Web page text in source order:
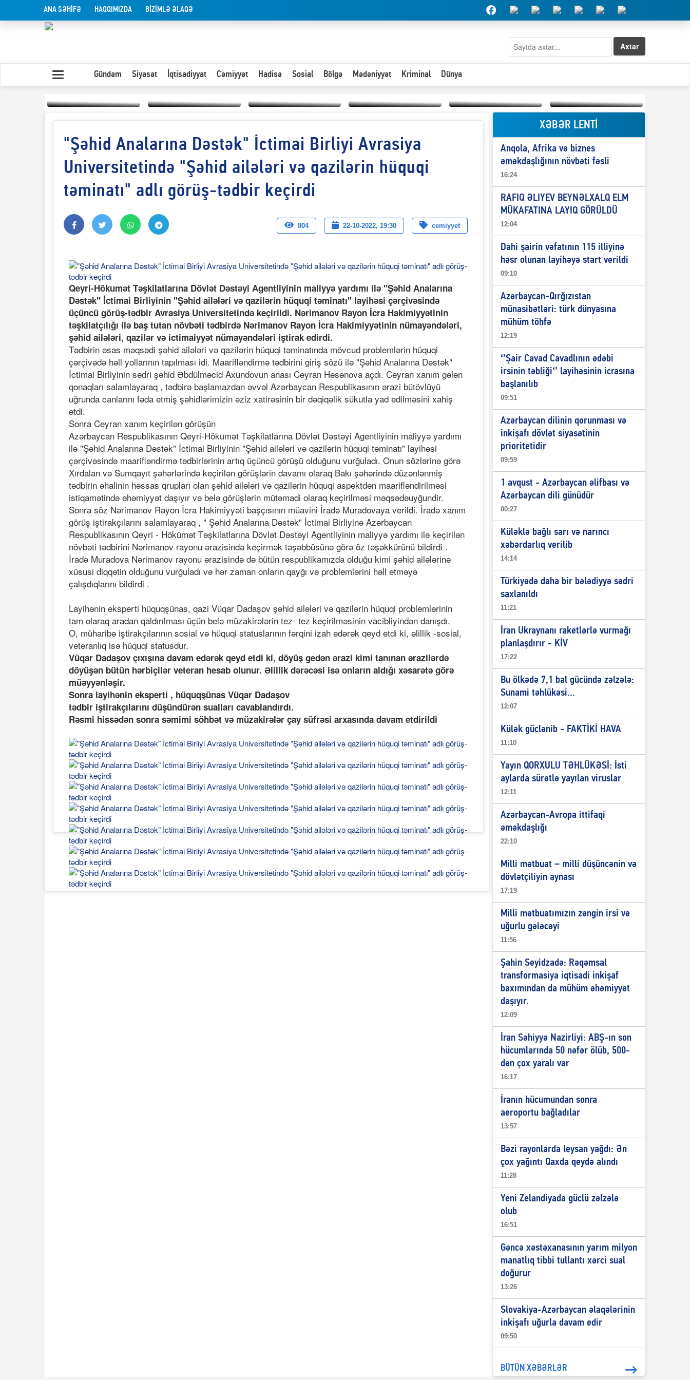
ANA SƏHİFƏ HAQQIMIZDA BİZİMLƏ ƏLAQƏ
Axtar
Gündəm Siyasət İqtisadiyyat Cəmiyyət Hadisə Sosial Bölgə Mədəniyyət Kriminal Dünya
Yaxın Şərqdəki
müharibənin qısa
təhlili
Olduğu kimi görünən
insan
Paytaxta giriş vizası —
"Xoş gəldin, cibində
pul varsa.”
Hər an ən çətin savaşa
hazır olmalıyıq-
ZƏLİMXAN
MƏMMƏDLİ YAZIR
“Qeyri-səlis məntiq və
dil-nitq” elmimizə
Elşad Abdullayevin
erməniləri
maliyyələşdirən oğlu
niyə Azərbaycana
ekstradisiya olunmur?
"Şəhid Analarına Dəstək" İctimai Birliyi Avrasiya
Universitetində "Şəhid ailələri və qazilərin hüquqi
təminatı" adlı görüş-tədbir keçirdi
804 22-10-2022, 19:30 cemiyyet
Qeyri-Hökumət Təşkilatlarına Dövlət Dəstəyi Agentliyinin maliyyə yardımı ilə "Şəhid Analarına
Dəstək" İctimai Birliyinin "Şəhid ailələri və qazilərin hüquqi təminatı" layihəsi çərçivəsində
üçüncü görüş-tədbir Avrasiya Universitetində keçirildi. Nərimanov Rayon İcra Hakimiyyətinin
təşkilatçılığı ilə baş tutan növbəti tədbirdə Nərimanov Rayon İcra Hakimiyyətinin nümayəndələri,
şəhid ailələri, qazilər və ictimaiyyət nümayəndələri iştirak edirdi.
Tədbirin əsas məqsədi şəhid ailələri və qazilərin hüquqi təminatında mövcud problemlərin hüquqi
çərçivədə həll yollarının tapılması idi. Maarifləndirmə tədbirini giriş sözü ilə "Şəhid Analarına Dəstək"
İctimai Birliyinin sədri şəhid Əbdülməcid Axundovun anası Ceyran Həsənova açdı. Ceyran xanım gələn
qonaqları salamlayaraq , tədbirə başlamazdan əvvəl Azərbaycan Respublikasının ərazi bütövlüyü
uğrunda canlarını fəda etmiş şəhidlərimizin əziz xatirəsinin bir dəqiqəlik sükutla yad edilməsini xahiş
etdi.
Sonra Ceyran xanım keçirilən görüşün
Azərbaycan Respublikasının Qeyri-Hökumət Təşkilatlarına Dövlət Dəstəyi Agentliyinin maliyyə yardımı
ilə "Şəhid Analarına Dəstək" İctimai Birliyinin "Şəhid ailələri və qazilərin hüquqi təminatı" layihəsi
çərçivəsində maarifləndirmə tədbirlərinin artıq üçüncü görüşü olduğunu vurğuladı. Onun sözlərinə görə
Xırdalan və Sumqayıt şəhərlərində keçirilən görüşlərin davamı olaraq Bakı şəhərində düzənlənmiş
tədbirin əhalinin həssas qrupları olan şəhid ailələri və qazilərin hüquqi aspektdən maarifləndirilməsi
istiqamətində əhəmiyyət daşıyır və belə görüşlərin mütəmadi olaraq keçirilməsi məqsədəuyğundir.
Sonra söz Nərimanov Rayon İcra Hakimiyyəti başçısının müavini İradə Muradovaya verildi. İradə xanım
görüş iştirakçılarını salamlayaraq , " Şəhid Analarına Dəstək" İctimai Birliyinə Azərbaycan
Respublikasının Qeyri - Hökümət Təşkilatlarına Dövlət Dəstəyi Agentliyinin maliyyə yardımı ilə keçirilən
növbəti tədbirini Nərimanov rayonu ərazisində keçirmək təşəbbüsünə görə öz təşəkkürünü bildirdi .
İradə Muradova Nərimanov rayonu ərazisində də bütün respublikamızda olduğu kimi şəhid ailələrinə
xüsusi diqqətin olduğunu vurğuladı və hər zaman onların qayğı və problemlərini həll etməyə
çalışdıqlarını bildirdi .
Layihənin eksperti hüquqşünas, qazi Vüqar Dadaşov şəhid ailələri və qazilərin hüquqi problemlərinin
tam olaraq aradan qaldırılması üçün belə müzakirələrin tez- tez keçirilməsinin vacibliyindən danışdı.
O, müharibə iştirakçılarının sosial və hüquqi statuslarının fərqini izah edərək qeyd etdi ki, əlillik -sosial,
veteranlıq isə hüquqi statusdur.
Vüqar Dadaşov çıxışına davam edərək qeyd etdi ki, döyüş gedən ərazi kimi tanınan ərazilərdə
döyüşən bütün hərbiçilər veteran hesab olunur. Əlillik dərəcəsi isə onların aldığı xəsarətə görə
müəyyənləşir.
Sonra layihənin eksperti , hüquqşünas Vüqar Dadaşov
tədbir iştirakçılarını düşündürən sualları cavablandırdı.
Rəsmi hissədən sonra səmimi söhbət və müzakirələr çay süfrəsi arxasında davam etdirildi
XƏBƏR LENTİ
Anqola, Afrika və biznes
əməkdaşlığının növbəti fəsli
16:24
RAFIQ ƏLIYEV BEYNƏLXALQ ELM
MÜKAFATINA LAYIQ GÖRÜLDÜ
12:04
Dahi şairin vəfatının 115 illiyinə
həsr olunan layihəyə start verildi
09:10
Azərbaycan-Qırğızıstan
münasibətləri: türk dünyasına
mühüm töhfə
12:19
‘’Şair Cavad Cavadlının ədəbi
irsinin təbliği‘’ layihəsinin icrasına
başlanılıb
09:51
Azərbaycan dilinin qorunması və
inkişafı dövlət siyasətinin
prioritetidir
09:59
1 avqust - Azərbaycan əlifbası və
Azərbaycan dili günüdür
00:27
Küləklə bağlı sarı və narıncı
xəbərdarlıq verilib
14:14
Türkiyədə daha bir bələdiyyə sədri
saxlanıldı
11:21
İran Ukraynanı raketlərlə vurmağı
planlaşdırır - KİV
17:22
Bu ölkədə 7,1 bal gücündə zəlzələ:
Sunami təhlükəsi...
12:07
Külək güclənib - FAKTİKİ HAVA
11:10
Yayın QORXULU TƏHLÜKƏSİ: İsti
aylarda sürətlə yayılan viruslar
12:11
Azərbaycan-Avropa ittifaqi
əməkdaşlığı
22:10
Milli mətbuat – milli düşüncənin və
dövlətçiliyin aynası
17:19
Milli mətbuatımızın zəngin irsi və
uğurlu gələcəyi
11:56
Şahin Seyidzadə: Rəqəmsal
transformasiya iqtisadi inkişaf
baxımından da mühüm əhəmiyyət
daşıyır.
12:09
İran Səhiyyə Nazirliyi: ABŞ-ın son
hücumlarında 50 nəfər ölüb, 500-
dən çox yaralı var
16:17
İranın hücumundan sonra
aeroportu bağladılar
13:57
Bəzi rayonlarda leysan yağdı: Ən
çox yağıntı Qaxda qeydə alındı
11:28
Yeni Zelandiyada güclü zəlzələ
olub
16:51
Gəncə xəstəxanasının yarım milyon
manatlıq tibbi tullantı xərci sual
doğurur
13:26
Slovakiya-Azərbaycan əlaqələrinin
inkişafı uğurla davam edir
09:50
BÜTÜN XƏBƏRLƏR